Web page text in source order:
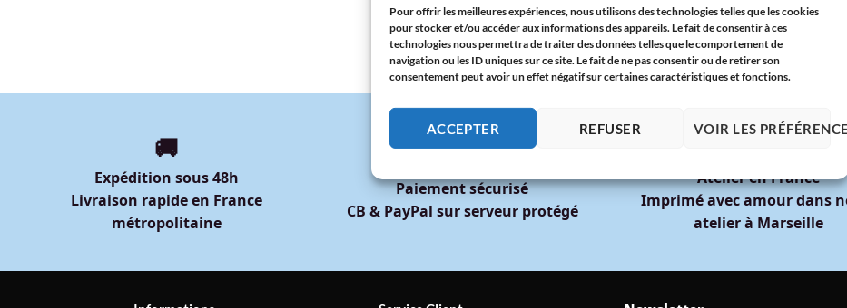
Pour offrir les meilleures expériences, nous utilisons des technologies telles que les cookies
pour stocker et/ou accéder aux informations des appareils. Le fait de consentir à ces
technologies nous permettra de traiter des données telles que le comportement de
navigation ou les ID uniques sur ce site. Le fait de ne pas consentir ou de retirer son
consentement peut avoir un effet négatif sur certaines caractéristiques et fonctions.
ACCEPTER REFUSER VOIR LES
Citron, Original, Pratique et Réutilisable
12,95€
🚚
Expédition sous 48h
Livraison rapide en France
métropolitaine
🔒
Paiement sécurisé
CB & PayPal sur serveur protégé
Atelier en France
Imprimé avec amour dans
atelier à Marseille